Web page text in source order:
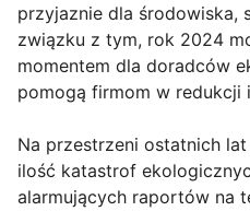
przyjaznie dla środowiska,
związku z tym, rok 2024
momentem dla doradców
pomogą firmom w redukcji
Na przestrzeni ostatnich
ilość katastrof
alarmujących raportów na